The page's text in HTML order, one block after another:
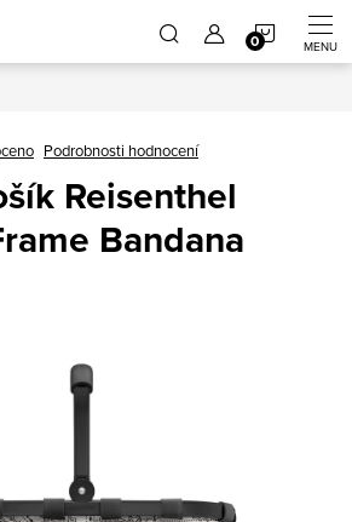
Podrobnosti hodnocení
Reisenthel
Bandana